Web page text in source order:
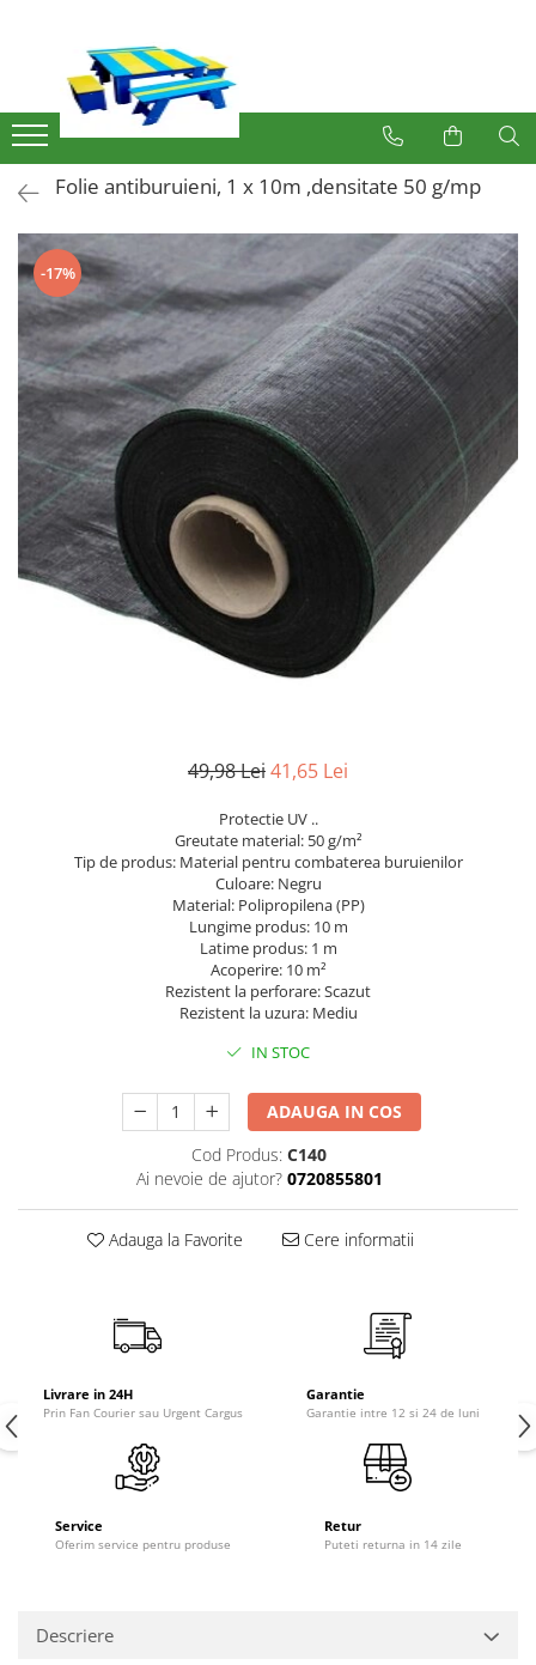
Produse
Mobilier Exterior
Articole pentru gradina
Atomizoare
Plase gard
Plasa sarma galvanizata zincata
Plasa sarma rabitz
Sarma moale
Plase polietilena
Plase umbrire
Plase anti insecte
Plase anti pasari
Plase anti buruieni
Plase castraveti
gard viu
Cosuri Pentru Gunoi
Butoaie pentru vin
Folie antiburuieni, 1 x 10m ,densitate 50 g/mp
-17%
49,98 Lei41,65 Lei
Protectie UV ..
Greutate material: 50 g/m²
Tip de produs: Material pentru combaterea buruienilor
Culoare: Negru
Material: Polipropilena (PP)
Lungime produs: 10 m
Latime produs: 1 m
Acoperire: 10 m²
Rezistent la perforare: Scazut
Rezistent la uzura: Mediu
IN STOC
ADAUGA IN COS
Cod Produs: C140
Ai nevoie de ajutor? 0720855801
Adauga la Favorite Cere informatii
Livrare in 24H
Prin Fan Courier sau Urgent Cargus
Garantie
Garantie intre 12 si 24 de luni
Service
Oferim service pentru produse
Retur
Puteti returna in 14 zile
Descriere